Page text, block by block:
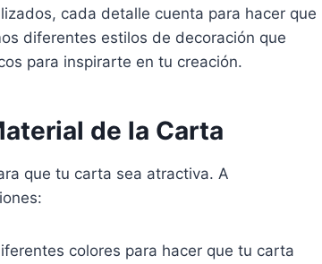
cada detalle cuenta para hacer que
diferentes estilos de decoración que
para inspirarte en tu creación.
de la Carta
que tu carta sea atractiva. A
colores para hacer que tu carta